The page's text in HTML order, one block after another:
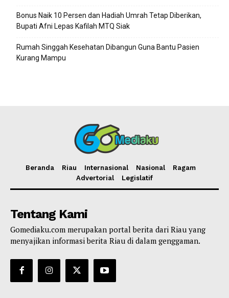
Bonus Naik 10 Persen dan Hadiah Umrah Tetap Diberikan,
Bupati Afni Lepas Kafilah MTQ Siak
Rumah Singgah Kesehatan Dibangun Guna Bantu Pasien
Kurang Mampu
Beranda Riau Internasional Nasional
Ragam
Advertorial
Legislatif
Tentang Kami
Gomediaku.com merupakan portal berita dari Riau yang
menyajikan informasi berita Riau di dalam genggaman.